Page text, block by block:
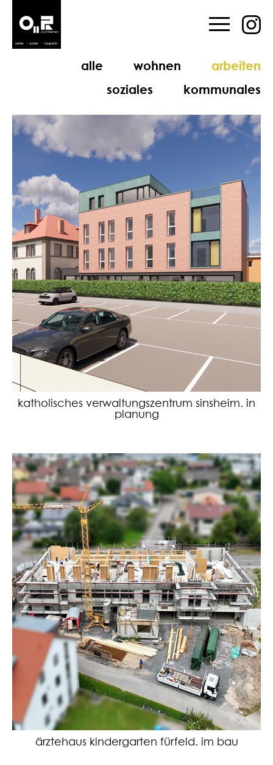
alle wohnen
arbeiten
soziales
kommunales
katholisches verwaltungszentrum sinsheim. in
planung
ärztehaus kindergarten fürfeld. im bau